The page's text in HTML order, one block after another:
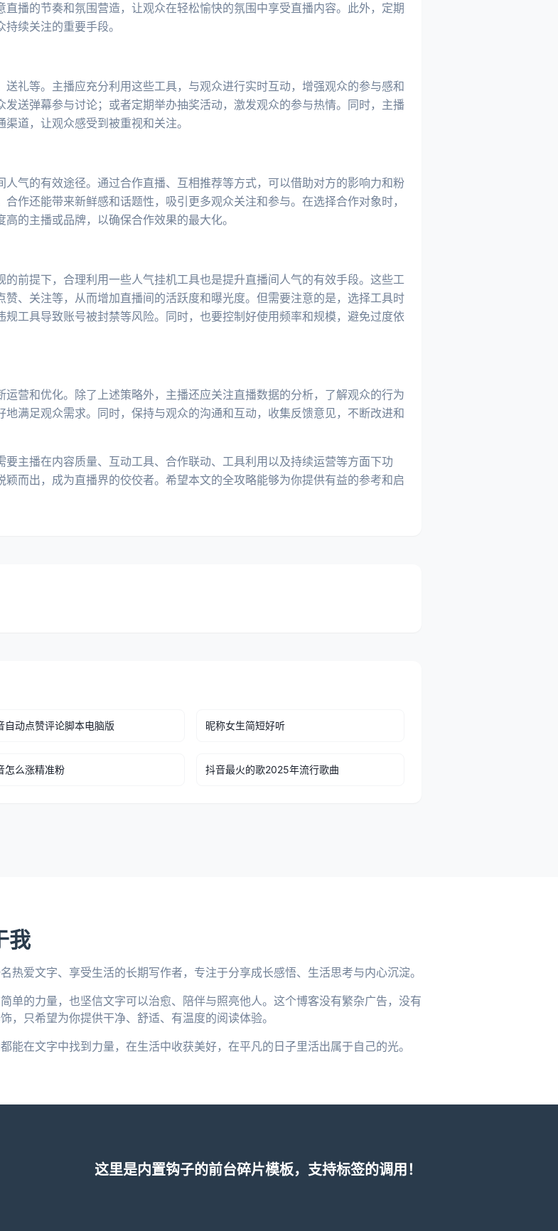
播的节奏和氛围营造，让观众在轻松愉快的氛围中享受直播内容。此外，定期
续关注的重要手段。
礼等。主播应充分利用这些工具，与观众进行实时互动，增强观众的参与感和
送弹幕参与讨论；或者定期举办抽奖活动，激发观众的参与热情。同时，主播
道，让观众感受到被重视和关注。
气的有效途径。通过合作直播、互相推荐等方式，可以借助对方的影响力和粉
作还能带来新鲜感和话题性，吸引更多观众关注和参与。在选择合作对象时，
的主播或品牌，以确保合作效果的最大化。
前提下，合理利用一些人气挂机工具也是提升直播间人气的有效手段。这些工
、关注等，从而增加直播间的活跃度和曝光度。但需要注意的是，选择工具时
工具导致账号被封禁等风险。同时，也要控制好使用频率和规模，避免过度依
营和优化。除了上述策略外，主播还应关注直播数据的分析，了解观众的行为
满足观众需求。同时，保持与观众的沟通和互动，收集反馈意见，不断改进和
主播在内容质量、互动工具、合作联动、工具利用以及持续运营等方面下功
而出，成为直播界的佼佼者。希望本文的全攻略能够为你提供有益的参考和启
自动点赞评论脚本电脑版 昵称女生简短好听
怎么涨精准粉 抖音最火的歌2025年流行歌曲
我
热爱文字、享受生活的长期写作者，专注于分享成长感悟、生活思考与内心沉淀。
单的力量，也坚信文字可以治愈、陪伴与照亮他人。这个博客没有繁杂广告，没有
，只希望为你提供干净、舒适、有温度的阅读体验。
能在文字中找到力量，在生活中收获美好，在平凡的日子里活出属于自己的光。
这里是内置钩子的前台碎片模板，支持标签的调用！